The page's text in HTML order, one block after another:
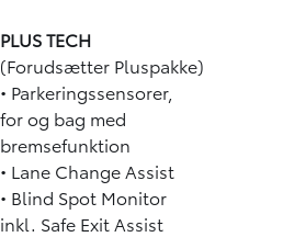
PLUS TECH
(Forudsætter Pluspakke)
• Parkeringssensorer,
for og bag med
bremsefunktion
• Lane Change Assist
• Blind Spot Monitor
inkl. Safe Exit Assist